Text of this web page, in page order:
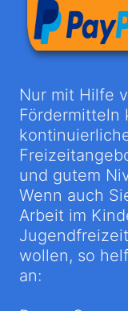
Nur mit Hilfe
Fördermitteln
und gutem
Wenn auch
Arbeit im
wollen, so
an: